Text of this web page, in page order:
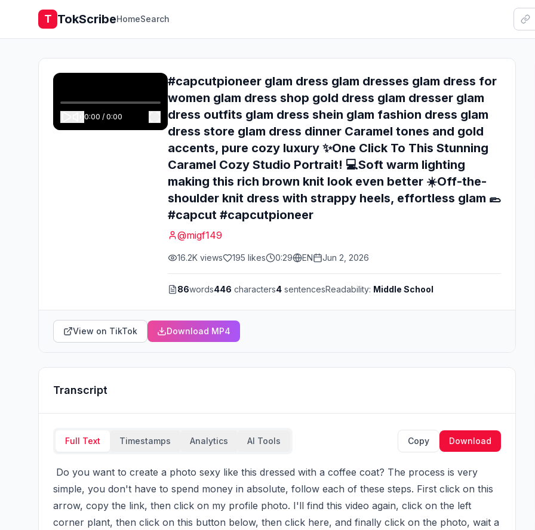
T TokScribeHomeSearch
0:00 / 0:00
#capcutpioneer glam dress glam dresses glam dress for
women glam dress shop gold dress glam dresser glam
dress outfits glam dress shein glam fashion dress glam
dress store glam dress dinner Caramel tones and gold
accents, pure cozy luxury ✨One Click To This Stunning
Caramel Cozy Studio Portrait! 💻Soft warm lighting
making this rich brown knit look even better ☀️Off-the-
shoulder knit dress with strappy heels, effortless glam 🥿
#capcut #capcutpioneer
@migf149
16.2K views 195 likes 0:29 EN Jun 2, 2026
86words446 characters4 sentencesReadability: Middle School
View on TikTok Download MP4
Transcript
Full Text Timestamps Analytics AI Tools Copy Download
simple, you don't have to spend money in absolute, follow each of these steps. First click on this
arrow, copy the link, then click on my profile photo. I'll find this video again, click on the left
corner plant, then click on this button below, then click here, and finally click on the photo, wait a